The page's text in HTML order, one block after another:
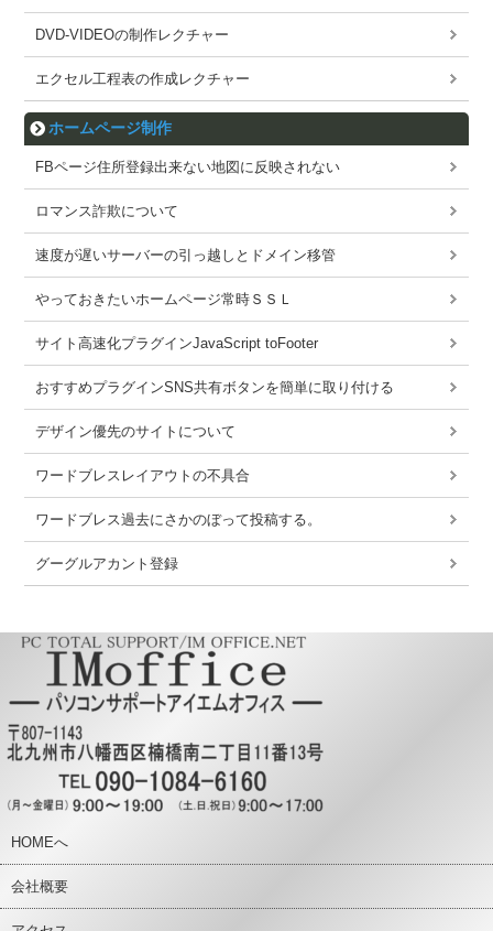
DVD-VIDEOの制作レクチャー
エクセル工程表の作成レクチャー
ホームページ制作
FBページ住所登録出来ない地図に反映されない
ロマンス詐欺について
速度が遅いサーバーの引っ越しとドメイン移管
やっておきたいホームページ常時ＳＳＬ
サイト高速化プラグインJavaScript toFooter
おすすめプラグインSNS共有ボタンを簡単に取り付ける
デザイン優先のサイトについて
ワードブレスレイアウトの不具合
ワードブレス過去にさかのぼって投稿する。
グーグルアカント登録
HOMEへ
会社概要